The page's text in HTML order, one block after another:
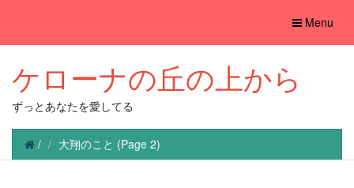
Toggle
Menu
ケローナの丘の上から
ずっとあなたを愛してる
/ 大翔のこと (Page 2)